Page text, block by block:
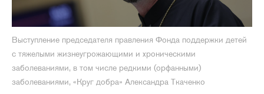
Выступление председателя правления Фонда поддержки детей
с тяжелыми жизнеугрожающими и хроническими
заболеваниями, в том числе редкими (орфанными)
заболеваниями, «Круг добра» Александра Ткаченко